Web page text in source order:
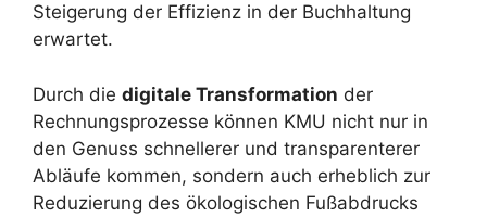
Steigerung der Effizienz in der Buchhaltung
erwartet.
Durch die digitale Transformation der
Rechnungsprozesse können KMU nicht nur in
den Genuss schnellerer und transparenterer
Abläufe kommen, sondern auch erheblich zur
Reduzierung des ökologischen Fußabdrucks